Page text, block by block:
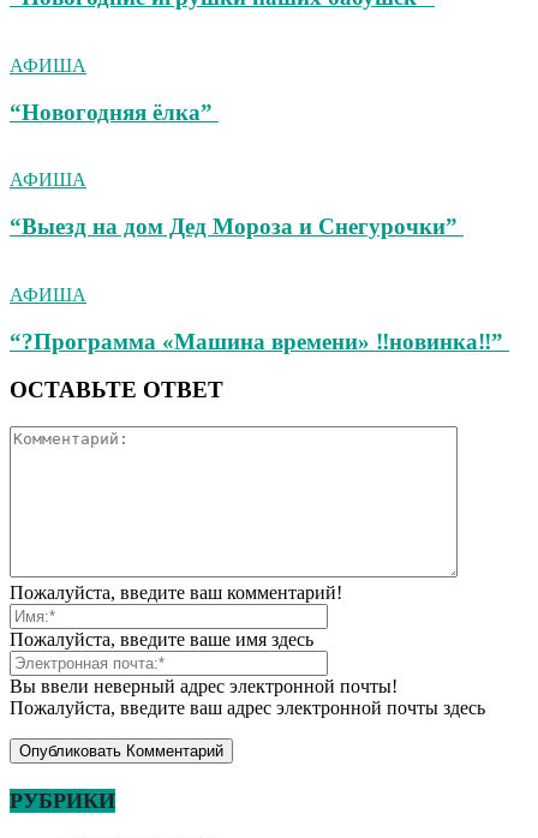
АФИША
“Новогодняя ёлка”
АФИША
“Выезд на дом Дед Мороза и Снегурочки”
АФИША
“?Программа «Машина времени» ‼новинка‼”
ОСТАВЬТЕ ОТВЕТ
Пожалуйста, введите ваш комментарий!
Пожалуйста, введите ваше имя здесь
Вы ввели неверный адрес электронной почты!
Пожалуйста, введите ваш адрес электронной почты здесь
РУБРИКИ